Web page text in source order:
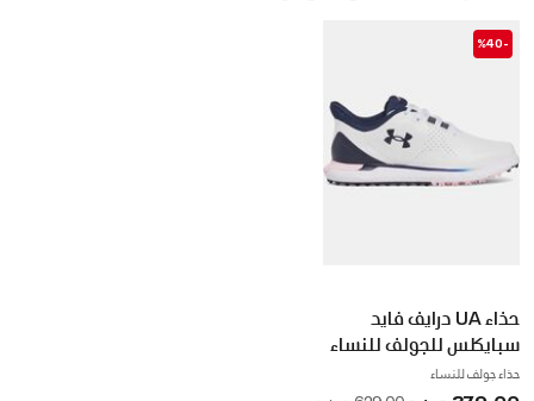
-%40
حذاء UA درايف فايد
سبايكلس للجولف للنساء
حذاء جولف للنساء